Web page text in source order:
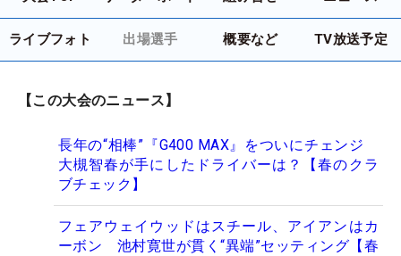
ライブフォト 出場選手 概要など TV放送予定
【この大会のニュース】
長年の“相棒”『G400 MAX』をついにチェンジ
大槻智春が手にしたドライバーは？【春のクラ
ブチェック】
フェアウェイウッドはスチール、アイアンはカ
ーボン 池村寛世が貫く“異端”セッティング【春